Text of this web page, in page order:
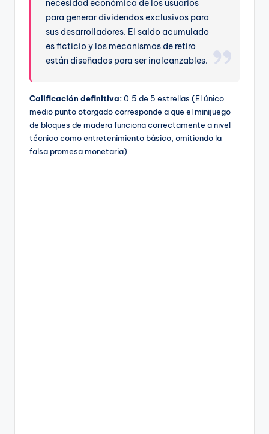
necesidad económica de los usuarios
para generar dividendos exclusivos para
sus desarrolladores. El saldo acumulado
es ficticio y los mecanismos de retiro
están diseñados para ser inalcanzables.
Calificación definitiva:0.5 de 5 estrellas (El único
medio punto otorgado corresponde a que el minijuego
de bloques de madera funciona correctamente a nivel
técnico como entretenimiento básico, omitiendo la
falsa promesa monetaria).